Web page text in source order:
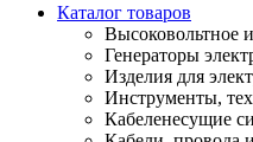
Каталог товаров
Высоковольтное
Генераторы
Изделия для
Инструменты,
Кабеленесущие